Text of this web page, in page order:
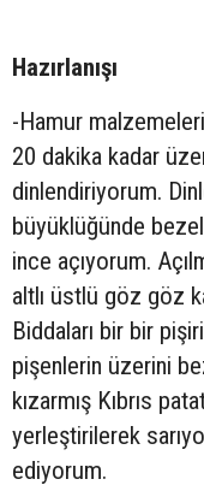
Hazırlanışı
-Hamur
20 dakika kadar
dinlendiriyorum.
büyüklüğünde
ince açıyorum.
altlı üstlü göz göz
Biddaları bir bir
pişenlerin üzerini
kızarmış Kıbrıs
yerleştirilerek
ediyorum.